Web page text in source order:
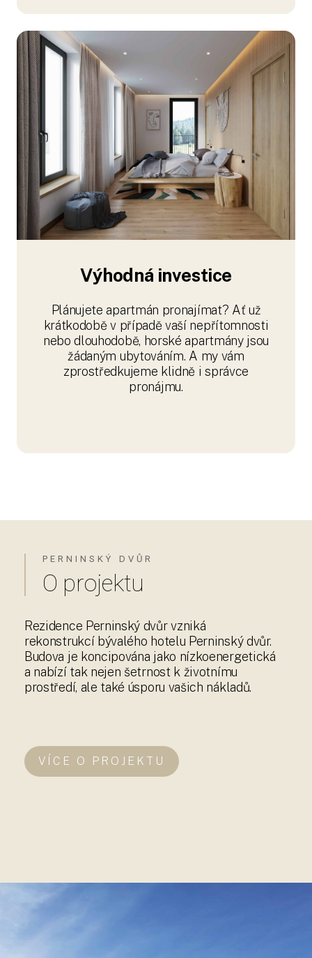
Výhodná investice
Plánujete apartmán pronajímat? Ať už
krátkodobě v případě vaší nepřítomnosti
nebo dlouhodobě, horské apartmány jsou
žádaným ubytováním. A my vám
zprostředkujeme klidně i správce
pronájmu.
PERNINSKÝ DVŮR
O projektu
Rezidence Perninský dvůr vzniká
rekonstrukcí bývalého hotelu Perninský dvůr.
Budova je koncipována jako nízkoenergetická
a nabízí tak nejen šetrnost k životnímu
prostředí, ale také úsporu vašich nákladů.
VÍCE O PROJEKTU